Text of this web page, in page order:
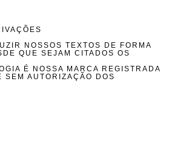
NOSSOS TEXTOS DE FORMA
QUE SEJAM CITADOS OS
É NOSSA MARCA REGISTRADA
AUTORIZAÇÃO DOS